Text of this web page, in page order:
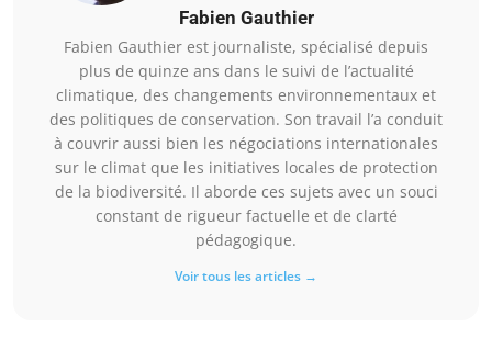
Fabien Gauthier
Fabien Gauthier est journaliste, spécialisé depuis
plus de quinze ans dans le suivi de l’actualité
climatique, des changements environnementaux et
des politiques de conservation. Son travail l’a conduit
à couvrir aussi bien les négociations internationales
sur le climat que les initiatives locales de protection
de la biodiversité. Il aborde ces sujets avec un souci
constant de rigueur factuelle et de clarté
pédagogique.
Voir tous les articles →